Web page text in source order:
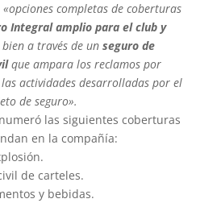
«opciones completas de coberturas
Integral amplio para el club y
bien a través de un seguro de
que ampara los reclamos por
actividades desarrolladas por el
de seguro».
las siguientes coberturas
en la compañía:
de carteles.
y bebidas.